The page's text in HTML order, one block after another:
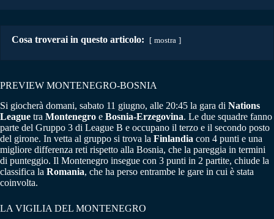
Cosa troverai in questo articolo: mostra
PREVIEW MONTENEGRO-BOSNIA
Si giocherà domani, sabato 11 giugno, alle 20:45 la gara di Nations
League tra Montenegro e Bosnia-Erzegovina. Le due squadre fanno
parte del Gruppo 3 di League B e occupano il terzo e il secondo posto
del girone. In vetta al gruppo si trova la Finlandia con 4 punti e una
migliore differenza reti rispetto alla Bosnia, che la pareggia in termini
di punteggio. Il Montenegro insegue con 3 punti in 2 partite, chiude la
classifica la Romania, che ha perso entrambe le gare in cui è stata
coinvolta.
LA VIGILIA DEL MONTENEGRO